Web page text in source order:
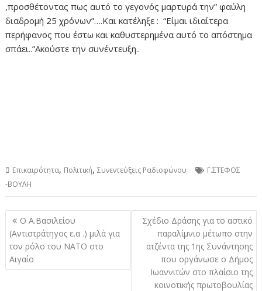
,προσθέτοντας πως αυτό το γεγονός μαρτυρά την” φαύλη
διαδρομή 25 χρόνων”….Και κατέληξε : “Είμαι ιδιαίτερα
περήφανος που έστω και καθυστερημένα αυτό το απόστημα
σπάει..”Ακούστε την συνέντευξη..
Επικαιρότητα, Πολιτική,Συνεντεύξεις Ραδιοφώνου
Γ.ΣΤΕΦΟΣ
-ΒΟΥΛΗ
Πλοήγηση
άρθρων
Ο Α.Βασιλείου
(Αντιστράτηγος ε.α .) μιλά για
τον ρόλο του ΝΑΤΟ στο
Αιγαίο
Σχέδιο Δράσης για το αστικό
παραλίμνιο μέτωπο στην
ατζέντα της 1ης Συνάντησης
που οργάνωσε ο Δήμος
Ιωαννιτών στο πλαίσιο της
κοινοτικής πρωτοβουλίας